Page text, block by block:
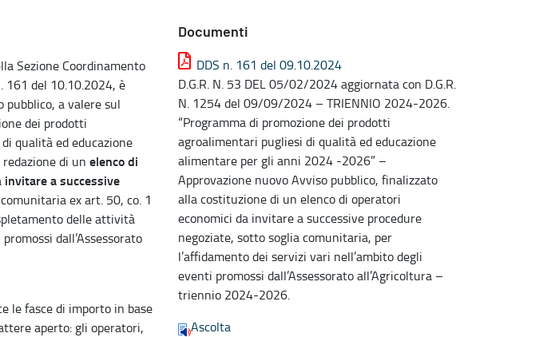
Sezione Coordinamento
161 del 10.10.2024, è
pubblico, a valere sul
dei prodotti
qualità ed educazione
di un elenco di
invitare a successive
comunitaria ex art. 50, co. 1
delle attività
dall’Assessorato
le fasce di importo in base
aperto: gli operatori,
Documenti
DDS n. 161 del 09.10.2024
D.G.R. N. 53 DEL 05/02/2024 aggiornata con D.G.R.
N. 1254 del 09/09/2024 – TRIENNIO 2024-2026.
“Programma di promozione dei prodotti
agroalimentari pugliesi di qualità ed educazione
alimentare per gli anni 2024 -2026” –
Approvazione nuovo Avviso pubblico, finalizzato
alla costituzione di un elenco di operatori
economici da invitare a successive procedure
negoziate, sotto soglia comunitaria, per
l’affidamento dei servizi vari nell’ambito degli
eventi promossi dall’Assessorato all’Agricoltura –
triennio 2024-2026.
Ascolta